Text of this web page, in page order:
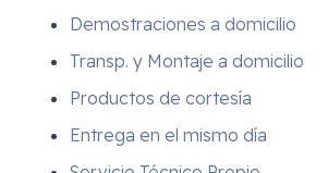
Demostraciones a domicilio
Transp. y Montaje a domicilio
Productos de cortesía
Entrega en el mismo día